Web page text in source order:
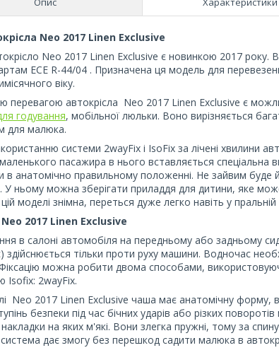
Neo 2017 Linen Exclusive
Neo 2017 Linen Exclusive є новинкою 2017 року.
ECE R-44/04 . Призначена ця модель для
віку.
перевагою автокрісла Neo 2017 Linen Exclusive є
годування, мобільної люльки. Воно вирізняється
для малюка.
системи 2wayFix і IsoFix за лічені хвилини
пасажира в нього вставляється спеціальна
в анатомічно правильному положенні. Не зайвим буде
У ньому можна зберігати приладдя для дитини, яке
моделі знімна, переться дуже легко навіть у
2017 Linen Exclusive
в салоні автомобіля на передньому або задньому
тільки проти руху машини. Водночас
можна робити двома способами,
Isofix: 2wayFix.
Neo 2017 Linen Exclusive чаша має анатомічну
безпеки під час бічних ударів або різких
на яких м'які. Вони злегка пружні, тому за
дає змогу без перешкод садити малюка в